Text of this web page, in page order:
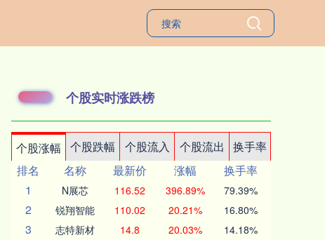
个股实时涨跌榜
个股涨幅 个股跌幅 个股流入 个股流出
换手率
排名
名称 最新价 涨幅
换手率
1
N展芯 116.52 396.89% 79.39%
2 锐翔智能 110.02 20.21% 16.80%
3 志特新材 14.8 20.03% 14.18%